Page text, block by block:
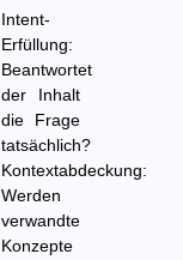
Intent-
Erfüllung:
Beantwortet
der Inhalt
die Frage
tatsächlich?
Kontextabdeckung:
Werden
verwandte
Konzepte